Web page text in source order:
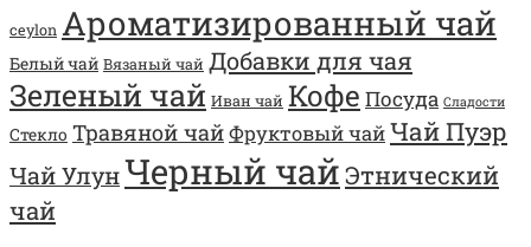
ceylon Ароматизированный чай
Белый чай Вязаный чай Добавки для чая
Зеленый чай Иван чай Кофе Посуда Сладости
Стекло Травяной чайФруктовый чайЧай Пуэр
Чай УлунЧерный чайЭтнический
чай